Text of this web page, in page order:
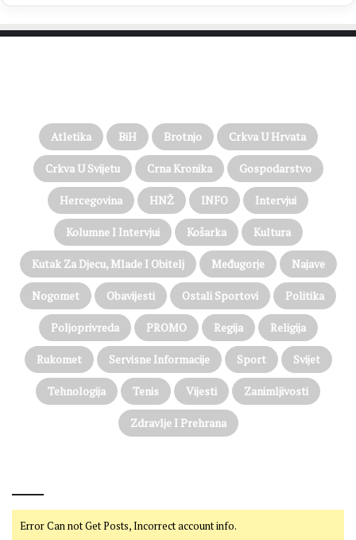
Atletika BiH Brotnjo Crkva U Hrvata
Crkva U Svijetu Crna Kronika Gospodarstvo
Hercegovina HNŽ INFO Intervjui
Kolumne I Intervjui Košarka Kultura
Kutak Za Djecu, Mlade I Obitelj Međugorje Najave
Nogomet Obavijesti Ostali Sportovi Politika
Poljoprivreda PROMO Regija Religija
Rukomet Servisne Informacije Sport Svijet
Tehnologija Tenis Vijesti Zanimljivosti
Zdravlje I Prehrana
Error Can not Get Posts, Incorrect account info.